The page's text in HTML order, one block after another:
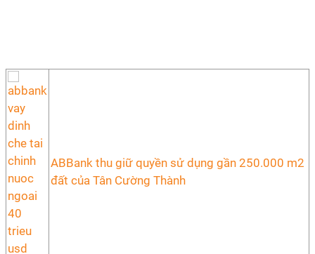
ABBank thu giữ quyền sử dụng gần 250.000 m2
đất của Tân Cường Thành